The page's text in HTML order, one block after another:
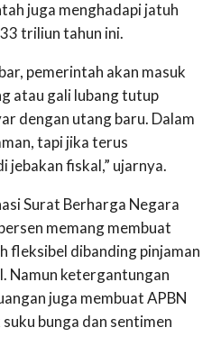
juga menghadapi jatuh
triliun tahun ini.
pemerintah akan masuk
atau gali lubang tutup
dengan utang baru. Dalam
tapi jika terus
jebakan fiskal,” ujarnya.
Surat Berharga Negara
memang membuat
fleksibel dibanding pinjaman
Namun ketergantungan
juga membuat APBN
bunga dan sentimen